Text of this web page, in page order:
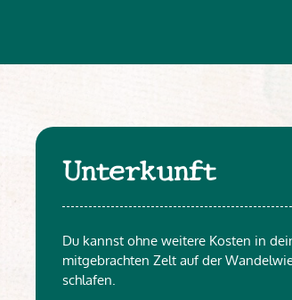
Unterkunft
Du kannst ohne weitere Kosten in
mitgebrachten Zelt auf der
schlafen.